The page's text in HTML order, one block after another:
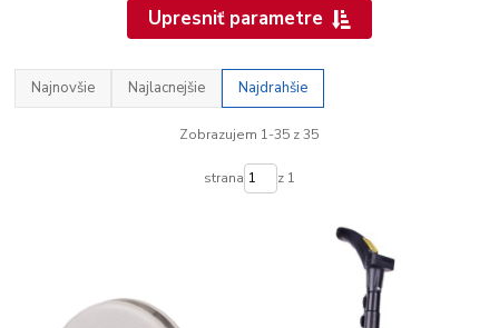
Upresniť parametre
Najnovšie Najlacnejšie Najdrahšie
Zobrazujem 1-35 z 35
strana z 1